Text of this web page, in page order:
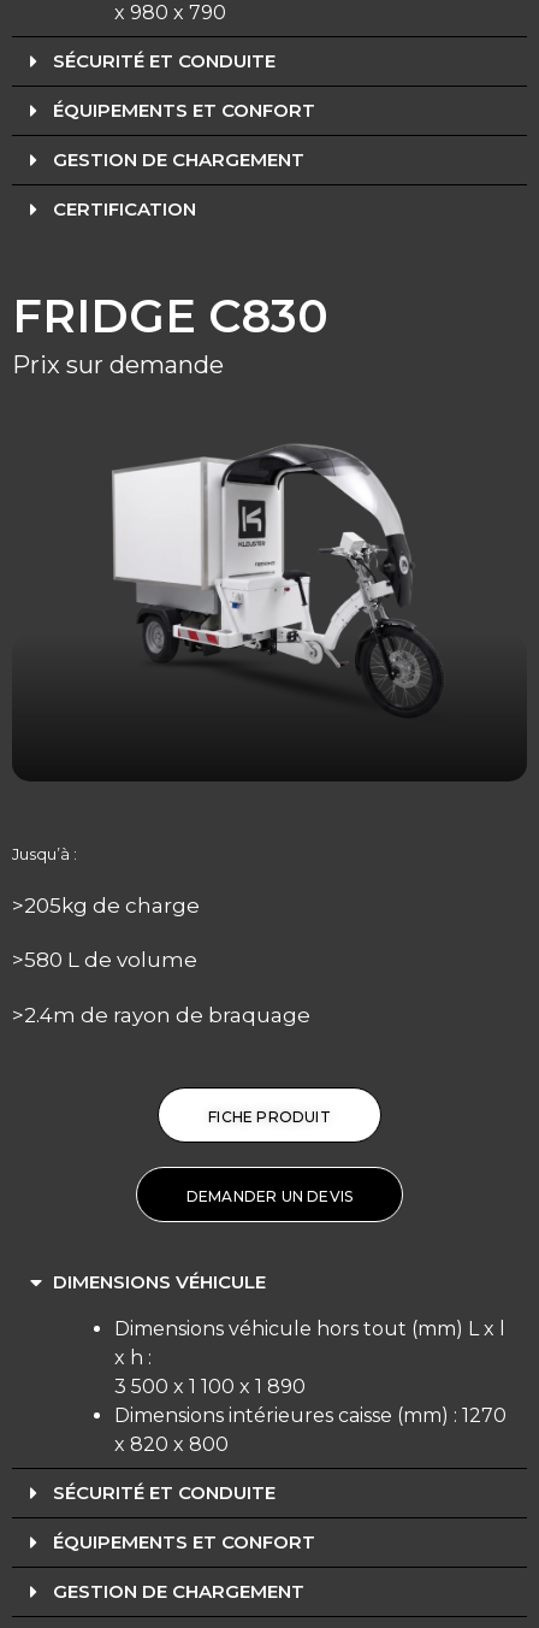
x 980 x 790
SÉCURITÉ ET CONDUITE
ÉQUIPEMENTS ET CONFORT
GESTION DE CHARGEMENT
CERTIFICATION
FRIDGE C830
Prix sur demande
Jusqu’à :
>205kg de charge
>580 L de volume
>2.4m de rayon de braquage
FICHE PRODUIT
DEMANDER UN DEVIS
DIMENSIONS VÉHICULE
Dimensions véhicule hors tout (mm) L x l
x h :
3 500 x 1 100 x 1 890
Dimensions intérieures caisse (mm) : 1270
x 820 x 800
SÉCURITÉ ET CONDUITE
ÉQUIPEMENTS ET CONFORT
GESTION DE CHARGEMENT